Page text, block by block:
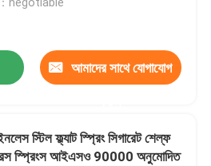
আমাদের সাথে যোগাযোগ
স্টিল ফ্ল্যাট স্প্রিং সিগারেট শেল্ফ
স্প্রিংস আইএসও 90000 অনুমোদিত